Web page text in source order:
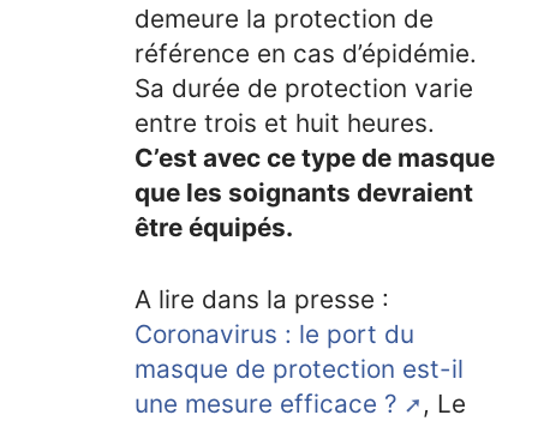
demeure la protection de
référence en cas d’épidémie.
Sa durée de protection varie
entre trois et huit heures.
C’est avec ce type de masque
que les soignants devraient
être équipés.
A lire dans la presse :
Coronavirus : le port du
masque de protection est-il
une mesure efficace ?
, Le